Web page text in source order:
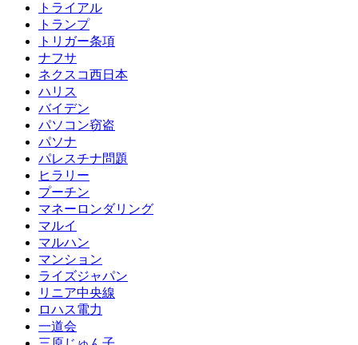
トライアル
トランプ
トリガー条項
ナフサ
ネクスコ西日本
ハリス
バイデン
パソコン窃盗
パソナ
パレスチナ問題
ヒラリー
プーチン
マネーロンダリング
マルイ
マルハン
マンション
ライズジャパン
リニア中央線
ロハス電力
一道会